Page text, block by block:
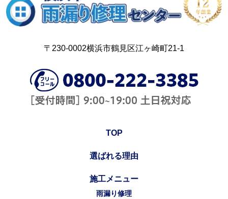
〒230-0002横浜市鶴見区江ヶ崎町21-1
TOP
選ばれる理由
施工メニュー
雨漏り修理